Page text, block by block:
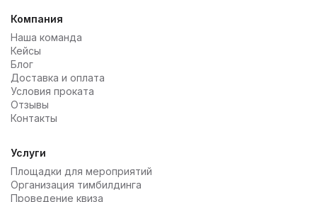
Компания
Наша команда
Кейсы
Блог
Доставка и оплата
Условия проката
Отзывы
Контакты
Услуги
Площадки для мероприятий
Организация тимбилдинга
Проведение квиза